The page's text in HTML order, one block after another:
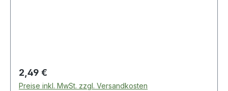
Regulärer Preis:
2,49 €
Preise inkl. MwSt. zzgl. Versandkosten